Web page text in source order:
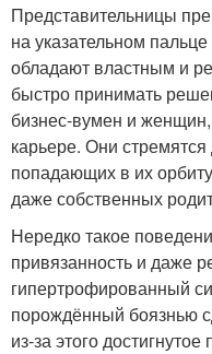
Представительницы
на указательном
обладают властным и
быстро принимать
бизнес-вумен и
карьере. Они
попадающих в их
даже собственных
Нередко такое
привязанность и даже
гипертрофированный
порождённый боязнью
из-за этого